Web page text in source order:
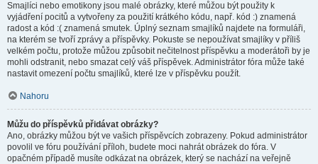
Smajlíci nebo emotikony jsou malé obrázky, které můžou být použity k
vyjádření pocitů a vytvořeny za použití krátkého kódu, např. kód :) znamená
radost a kód :( znamená smutek. Úplný seznam smajlíků najdete na formuláři,
na kterém se tvoří zprávy a příspěvky. Pokuste se nepoužívat smajlíky v příliš
velkém počtu, protože můžou způsobit nečitelnost příspěvku a moderátoři by je
mohli odstranit, nebo smazat celý váš příspěvek. Administrátor fóra může také
nastavit omezení počtu smajlíků, které lze v příspěvku použít.
Nahoru
Můžu do příspěvků přidávat obrázky?
Ano, obrázky můžou být ve vašich příspěvcích zobrazeny. Pokud administrátor
povolil ve fóru používání příloh, budete moci nahrát obrázek do fóra. V
opačném případě musíte odkázat na obrázek, který se nachází na veřejně